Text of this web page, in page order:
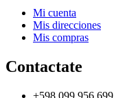
Mi cuenta
Mis direcciones
Mis compras
Contactate
+598 099 956 699